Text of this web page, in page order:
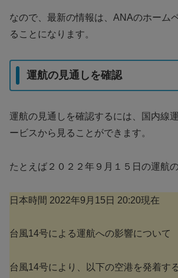
なので、最新の情報は、ANAのホーム
ることになります。
運航の見通しを確認
運航の見通しを確認するには、国内線
ービスから見ることができます。
たとえば２０２２年９月１５日の運航
日本時間 2022年9月15日 20:20現在
台風14号による運航への影響について
台風14号により、以下の空港を発着す